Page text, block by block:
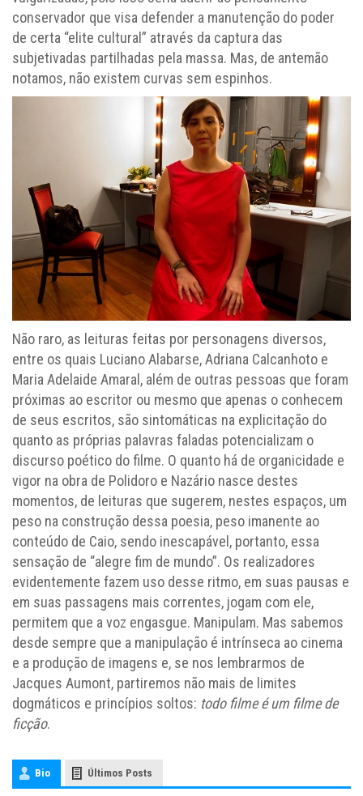
conservador que visa defender a manutenção do poder
de certa “elite cultural” através da captura das
subjetivadas partilhadas pela massa. Mas, de antemão
notamos, não existem curvas sem espinhos.
Não raro, as leituras feitas por personagens diversos,
entre os quais Luciano Alabarse, Adriana Calcanhoto e
Maria Adelaide Amaral, além de outras pessoas que foram
próximas ao escritor ou mesmo que apenas o conhecem
de seus escritos, são sintomáticas na explicitação do
quanto as próprias palavras faladas potencializam o
discurso poético do filme. O quanto há de organicidade e
vigor na obra de Polidoro e Nazário nasce destes
momentos, de leituras que sugerem, nestes espaços, um
peso na construção dessa poesia, peso imanente ao
conteúdo de Caio, sendo inescapável, portanto, essa
sensação de “alegre fim de mundo”. Os realizadores
evidentemente fazem uso desse ritmo, em suas pausas e
em suas passagens mais correntes, jogam com ele,
permitem que a voz engasgue. Manipulam. Mas sabemos
desde sempre que a manipulação é intrínseca ao cinema
e a produção de imagens e, se nos lembrarmos de
Jacques Aumont, partiremos não mais de limites
dogmáticos e princípios soltos: todo filme é um filme de
ficção.
Bio Últimos Posts